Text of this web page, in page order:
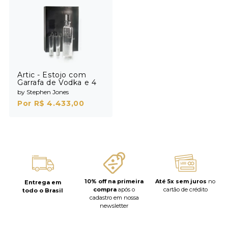
Artic - Estojo com
Garrafa de Vodka e 4
Shots
by Stephen Jones
Por R$ 4.433,00
Entrega em
todo o Brasil
10% off na primeira
compra após o
cadastro em nossa
newsletter
Até 5x sem juros no
cartão de crédito